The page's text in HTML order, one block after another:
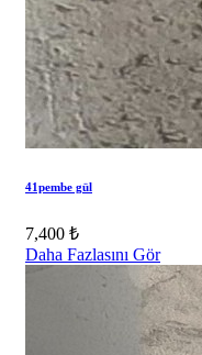
41pembe gül
7,400 ₺
Daha Fazlasını Gör